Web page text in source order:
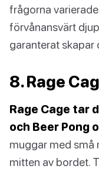
frågorna
förvånansvärt
garanterat skapar
8. Rage
Rage Cage tar
och Beer Pong
muggar med små
mitten av bordet.